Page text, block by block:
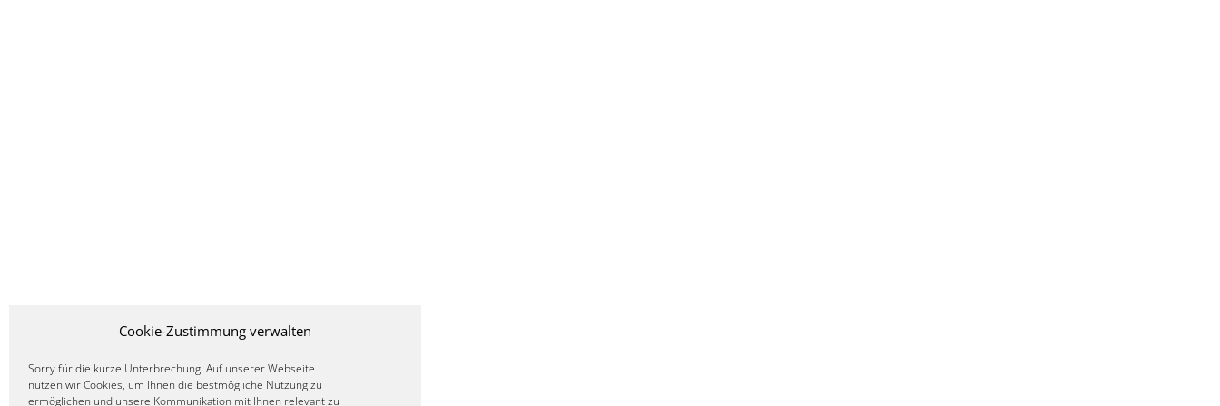
Cookie-Zustimmung verwalten
Sorry für die kurze Unterbrechung: Auf unserer Webseite
nutzen wir Cookies, um Ihnen die bestmögliche Nutzung zu
ermöglichen und unsere Kommunikation mit Ihnen relevant zu